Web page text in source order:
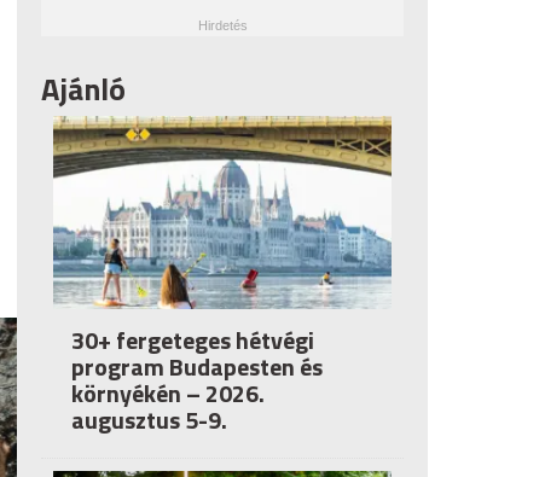
Ajánló
30+ fergeteges hétvégi
program Budapesten és
környékén – 2026.
augusztus 5-9.